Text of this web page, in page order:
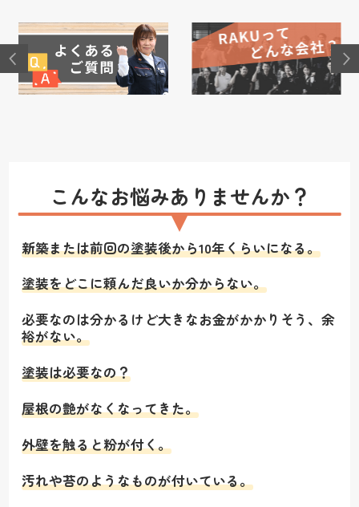
こんなお悩みありませんか？
新築または前回の塗装後から10年くらいになる。
塗装をどこに頼んだ良いか分からない。
必要なのは分かるけど大きなお金がかかりそう、余
裕がない。
塗装は必要なの？
屋根の艶がなくなってきた。
外壁を触ると粉が付く。
汚れや苔のようなものが付いている。